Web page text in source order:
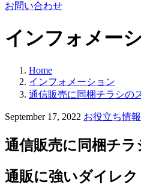
お問い合わせ
インフォメー
Home
インフォメーション
通信販売に同梱チラシの
September 17, 2022 カ
ゴ
リ
ー:
お役立ち情報
通信販売に同梱チラ
通販に強いダイレ